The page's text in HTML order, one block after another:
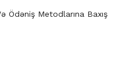
Ödəniş Metodlarına Baxış